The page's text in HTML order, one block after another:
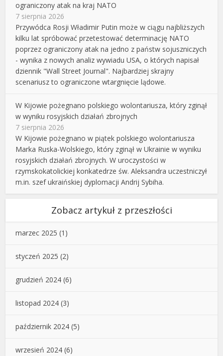
ograniczony atak na kraj NATO
7 sierpnia 2026
Przywódca Rosji Władimir Putin może w ciągu najbliższych
kilku lat spróbować przetestować determinację NATO
poprzez ograniczony atak na jedno z państw sojuszniczych
- wynika z nowych analiz wywiadu USA, o których napisał
dziennik "Wall Street Journal". Najbardziej skrajny
scenariusz to ograniczone wtargnięcie lądowe.
W Kijowie pożegnano polskiego wolontariusza, który zginął
w wyniku rosyjskich działań zbrojnych
7 sierpnia 2026
W Kijowie pożegnano w piątek polskiego wolontariusza
Marka Ruska-Wolskiego, który zginął w Ukrainie w wyniku
rosyjskich działań zbrojnych. W uroczystości w
rzymskokatolickiej konkatedrze św. Aleksandra uczestniczył
m.in. szef ukraińskiej dyplomacji Andrij Sybiha.
Zobacz artykuł z przeszłości
marzec 2025 (1)
styczeń 2025 (2)
grudzień 2024 (6)
listopad 2024 (3)
październik 2024 (5)
wrzesień 2024 (6)